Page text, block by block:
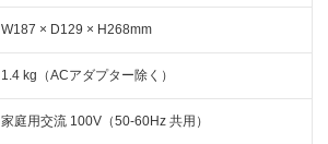
W187 × D129 × H268mm
1.4 kg（ACアダプター除く）
家庭用交流 100V（50-60Hz 共用）